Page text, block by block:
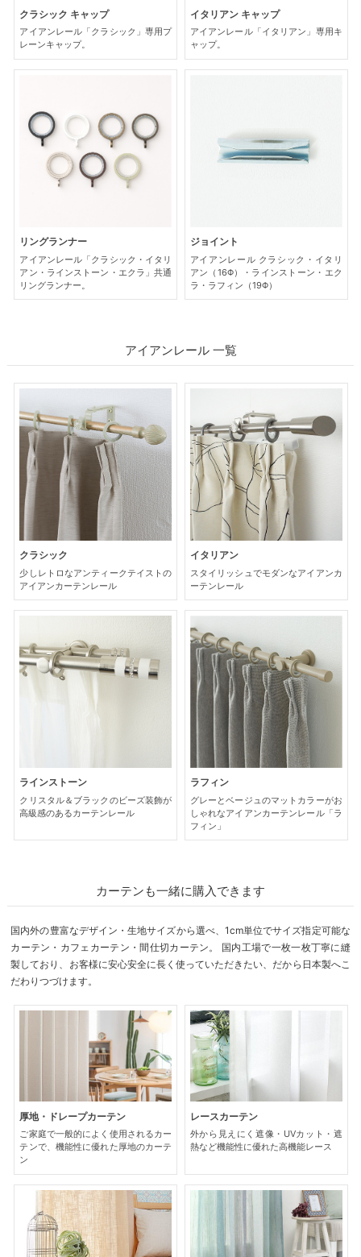
クラシック キャップ
アイアンレール「クラシック」専用プ
レーンキャップ。
イタリアン キャップ
アイアンレール「イタリアン」専用キ
ャップ。
リングランナー
アイアンレール「クラシック・イタリ
アン・ラインストーン・エクラ」共通
リングランナー。
ジョイント
アイアンレール クラシック・イタリ
アン（16Φ）・ラインストーン・エク
ラ・ラフィン（19Φ）
アイアンレール 一覧
クラシック
少しレトロなアンティークテイストの
アイアンカーテンレール
イタリアン
スタイリッシュでモダンなアイアンカ
ーテンレール
ラインストーン
クリスタル＆ブラックのビーズ装飾が
高級感のあるカーテンレール
ラフィン
グレーとベージュのマットカラーがお
しゃれなアイアンカーテンレール「ラ
フィン」
カーテンも一緒に購入できます
国内外の豊富なデザイン・生地サイズから選べ、1cm単位でサイズ指定可能な
カーテン・カフェカーテン・間仕切カーテン。 国内工場で一枚一枚丁寧に縫
製しており、お客様に安心安全に長く使っていただきたい、だから日本製へこ
だわりつづけます。
厚地・ドレープカーテン
ご家庭で一般的によく使用されるカー
テンで、機能性に優れた厚地のカーテ
ン
レースカーテン
外から見えにく遮像・UVカット・遮
熱など機能性に優れた高機能レース